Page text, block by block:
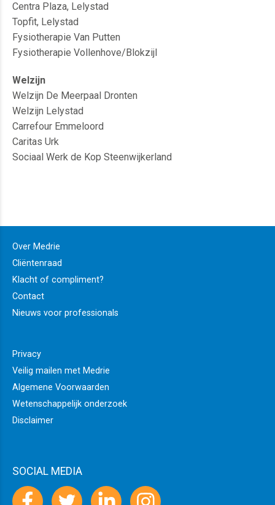
Centra Plaza, Lelystad
Topfit, Lelystad
Fysiotherapie Van Putten
Fysiotherapie Vollenhove/Blokzijl
Welzijn
Welzijn De Meerpaal Dronten
Welzijn Lelystad
Carrefour Emmeloord
Caritas Urk
Sociaal Werk de Kop Steenwijkerland
Over Medrie
Cliëntenraad
Klacht of compliment?
Contact
Nieuws voor professionals
Privacy
Veilig mailen met Medrie
Algemene Voorwaarden
Wetenschappelijk onderzoek
Disclaimer
SOCIAL MEDIA